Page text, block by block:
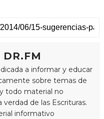
a informar y educar
sobre temas de
todo material no
verdad de las Escrituras.
informativo